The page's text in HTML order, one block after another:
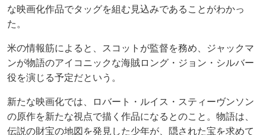
な映画化作品でタッグを組む見込みであることがわかっ
た。
米の情報筋によると、スコットが監督を務め、ジャックマ
ンが物語のアイコニックな海賊ロング・ジョン・シルバー
役を演じる予定だという。
新たな映画化では、ロバート・ルイス・スティーヴンソン
の原作を新たな視点で描く作品になるとのこと。物語は、
伝説の財宝の地図を発見した少年が、隠された宝を求めて